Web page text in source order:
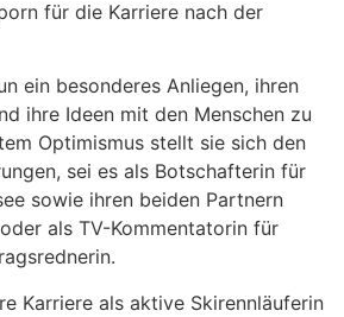
für die Karriere nach der
ein besonderes Anliegen, ihren
ihre Ideen mit den Menschen zu
Optimismus stellt sie sich den
sei es als Botschafterin für
sowie ihren beiden Partnern
als TV-Kommentatorin für
Karriere als aktive Skirennläuferin